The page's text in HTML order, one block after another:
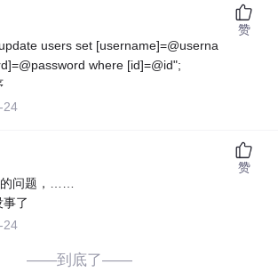
users set [username]=@userna
where [id]=@id";
24
赞
的问题，……
了
24
赞
——到底了——